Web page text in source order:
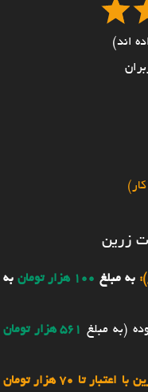
زرین
به مبلغ 100 هزار تومان
به
561 هزار تومان
تا 70 هزار تومان